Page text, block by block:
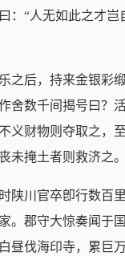
：“人无如此之才岂
之后，持来金银彩
舍数千间揭号曰？
义财物则夺取之，
未掩土者则救济之。
陕川官卒卽行数百
。郡守大惊奏闻于
昼伐海印寺，累巨